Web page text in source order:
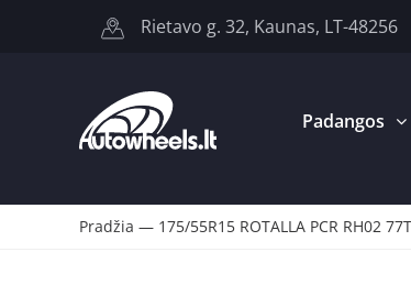
Rietavo g. 32, Kaunas, LT-48256
Padangos
Pradžia — 175/55R15 ROTALLA PCR RH02